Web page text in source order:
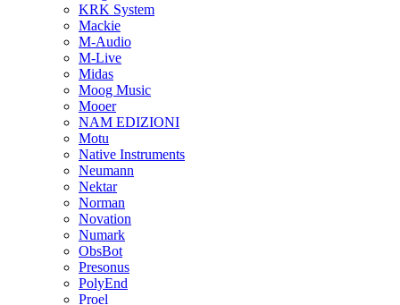
KRK System
Mackie
M-Audio
M-Live
Midas
Moog Music
Mooer
NAM EDIZIONI
Motu
Native Instruments
Neumann
Nektar
Norman
Novation
Numark
ObsBot
Presonus
PolyEnd
Proel